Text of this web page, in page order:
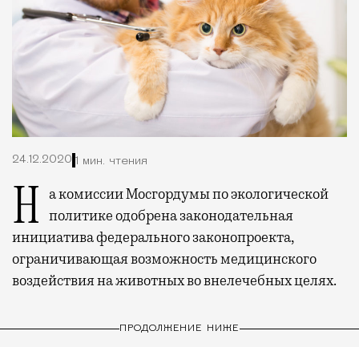
24.12.2020 1 мин. чтения
На комиссии Мосгордумы по экологической политике одобрена законодательная
инициатива федерального законопроекта,
ограничивающая возможность медицинского
воздействия на животных во внелечебных целях.
ПРОДОЛЖЕНИЕ НИЖЕ